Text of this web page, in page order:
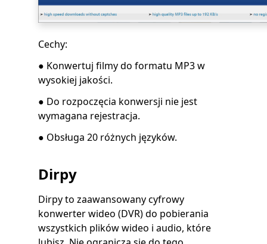
Cechy:
● Konwertuj filmy do formatu MP3 w
wysokiej jakości.
● Do rozpoczęcia konwersji nie jest
wymagana rejestracja.
● Obsługa 20 różnych języków.
Dirpy
Dirpy to zaawansowany cyfrowy
konwerter wideo (DVR) do pobierania
wszystkich plików wideo i audio, które